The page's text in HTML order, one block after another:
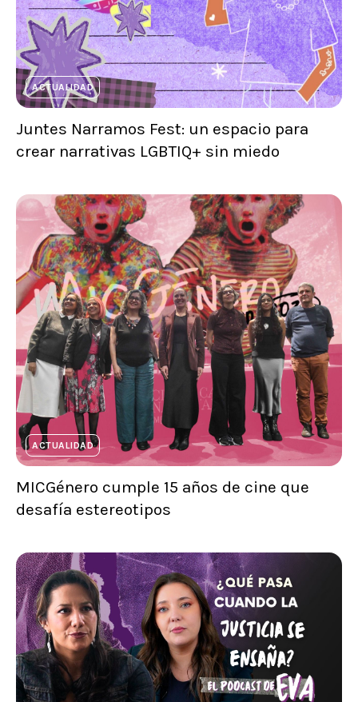
ACTUALIDAD
Juntes Narramos Fest: un espacio para
crear narrativas LGBTIQ+ sin miedo
ACTUALIDAD
MICGénero cumple 15 años de cine que
desafía estereotipos